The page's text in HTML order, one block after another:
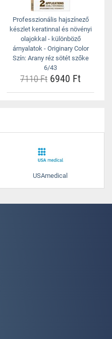
Professzionális hajszínező
készlet keratinnal és növényi
olajokkal - különböző
árnyalatok - Originary Color
Szín: Arany réz sötét szőke
6/43
7110 Ft 6940 Ft
USAmedical